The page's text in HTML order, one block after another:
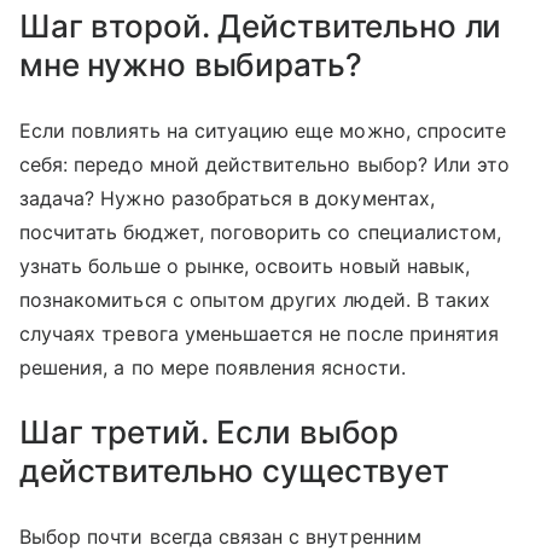
Шаг второй. Действительно ли
мне нужно выбирать?
Если повлиять на ситуацию еще можно, спросите
себя: передо мной действительно выбор? Или это
задача? Нужно разобраться в документах,
посчитать бюджет, поговорить со специалистом,
узнать больше о рынке, освоить новый навык,
познакомиться с опытом других людей. В таких
случаях тревога уменьшается не после принятия
решения, а по мере появления ясности.
Шаг третий. Если выбор
действительно существует
Выбор почти всегда связан с внутренним